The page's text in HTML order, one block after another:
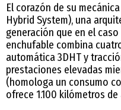
El corazón de su
Hybrid System), una
generación que en el
enchufable combina
automática 3DHT y
prestaciones elevadas
(homologa un consumo
ofrece 1.100 kilómetros